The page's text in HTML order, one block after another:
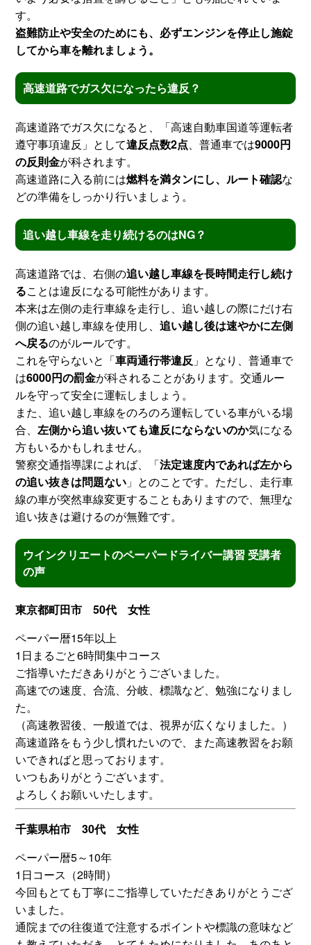
す。
盗難防止や安全のためにも、必ずエンジンを停止し施錠
してから車を離れましょう。
高速道路でガス欠になったら違反？
高速道路でガス欠になると、「高速自動車国道等運転者
遵守事項違反」として違反点数2点、普通車では9000円
の反則金が科されます。
高速道路に入る前には燃料を満タンにし、ルート確認な
どの準備をしっかり行いましょう。
追い越し車線を走り続けるのはNG？
高速道路では、右側の追い越し車線を長時間走行し続け
ることは違反になる可能性があります。
本来は左側の走行車線を走行し、追い越しの際にだけ右
側の追い越し車線を使用し、追い越し後は速やかに左側
へ戻るのがルールです。
これを守らないと「車両通行帯違反 」となり、普通車で
は6000円の罰金が科されることがあります。交通ルー
ルを守って安全に運転しましょう。
また、追い越し車線をのろのろ運転している車がいる場
合、左側から追い抜いても違反にならないのか気になる
方もいるかもしれません。
警察交通指導課によれば、「法定速度内であれば左から
の追い抜きは問題ない 」とのことです。ただし、走行車
線の車が突然車線変更することもありますので、無理な
追い抜きは避けるのが無難です。
ウインクリエートのペーパードライバー講習 受講者
の声
東京都町田市 50代 女性
ペーパー暦15年以上
1日まるごと6時間集中コース
ご指導いただきありがとうございました。
高速での速度、合流、分岐、標識など、勉強になりまし
た。
（高速教習後、一般道では、視界が広くなりました。）
高速道路をもう少し慣れたいので、また高速教習をお願
いできればと思っております。
いつもありがとうございます。
よろしくお願いいたします。
千葉県柏市 30代 女性
ペーパー暦5～10年
1日コース（2時間）
今回もとても丁寧にご指導していただきありがとうござ
いました。
通院までの往復道で注意するポイントや標識の意味など